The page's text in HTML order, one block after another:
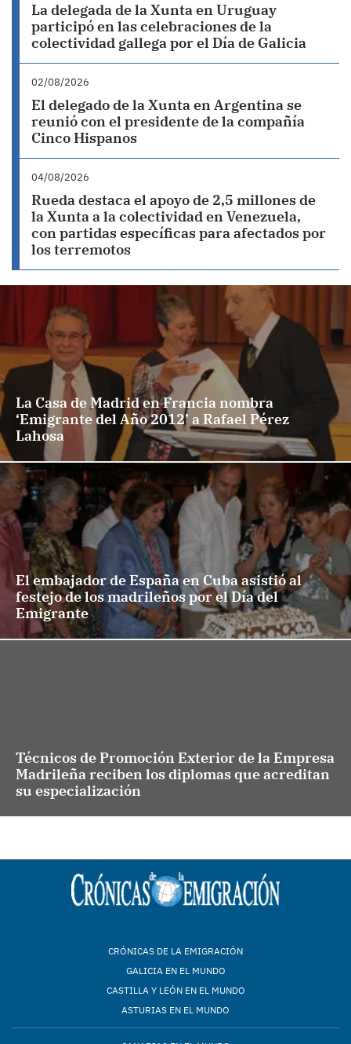
La delegada de la Xunta en Uruguay
participó en las celebraciones de la
colectividad gallega por el Día de Galicia
02/08/2026
El delegado de la Xunta en Argentina se
reunió con el presidente de la compañía
Cinco Hispanos
04/08/2026
Rueda destaca el apoyo de 2,5 millones de
la Xunta a la colectividad en Venezuela,
con partidas específicas para afectados por
los terremotos
La Casa de Madrid en Francia nombra
‘Emigrante del Año 2012’ a Rafael Pérez
Lahosa
El embajador de España en Cuba asistió al
festejo de los madrileños por el Día del
Emigrante
Técnicos de Promoción Exterior de la Empresa
Madrileña reciben los diplomas que acreditan
su especialización
CRÓNICAS DE LA EMIGRACIÓN
GALICIA EN EL MUNDO
CASTILLA Y LEÓN EN EL MUNDO
ASTURIAS EN EL MUNDO